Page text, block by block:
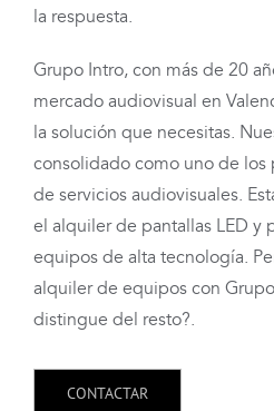
la respuesta.
Grupo Intro, con más de 20
mercado audiovisual en
la solución que necesitas.
consolidado como uno de
de servicios audiovisuales.
el alquiler de pantallas LED y
equipos de alta tecnología.
alquiler de equipos con
distingue del resto?.
CONTACTAR